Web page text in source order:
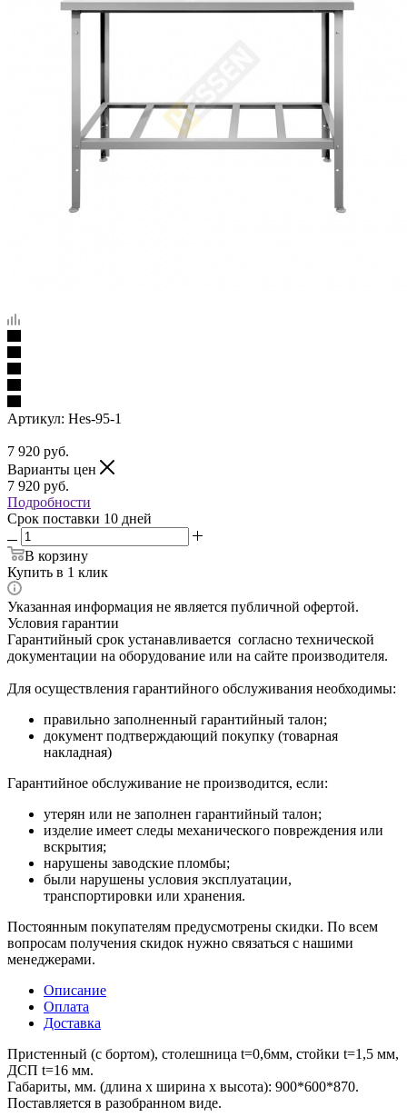
Артикул: Hes-95-1
7 920 руб.
Варианты цен
7 920 руб.
Подробности
Срок поставки 10 дней
В корзину
Купить в 1 клик
Указанная информация не является публичной офертой.
Условия гарантии
Гарантийный срок устанавливается согласно технической
документации на оборудование или на сайте производителя.
Для осуществления гарантийного обслуживания необходимы:
правильно заполненный гарантийный талон;
документ подтверждающий покупку (товарная
накладная)
Гарантийное обслуживание не производится, если:
утерян или не заполнен гарантийный талон;
изделие имеет следы механического повреждения или
вскрытия;
нарушены заводские пломбы;
были нарушены условия эксплуатации,
транспортировки или хранения.
Постоянным покупателям предусмотрены скидки. По всем
вопросам получения скидок нужно связаться с нашими
менеджерами.
Описание
Оплата
Доставка
Пристенный (с бортом), столешница t=0,6мм, стойки t=1,5 мм,
ДСП t=16 мм.
Габариты, мм. (длина х ширина х высота): 900*600*870.
Поставляется в разобранном виде.